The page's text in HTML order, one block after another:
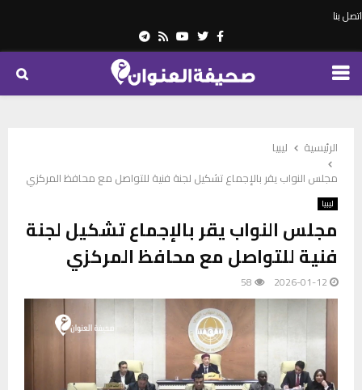
اتصل بنا
Facebook
Twitter
Youtube
Rss
Telegram
PRIMARY
الرئيسية
ليبيا
مجلس النواب يقر بالإجماع تشكيل لجنة فنية للتواصل مع محافظ المركزي
ليبيا
مجلس النواب يقر بالإجماع تشكيل لجنة
فنية للتواصل مع محافظ المركزي
2026-01-12
58